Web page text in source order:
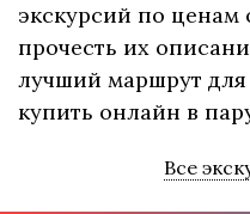
экскурсий по
прочесть их
лучший маршрут для
купить онлайн в
Все